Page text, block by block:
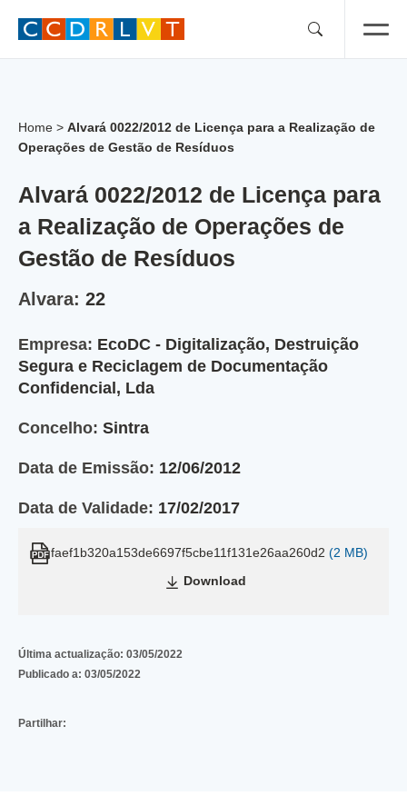
Home > Alvará 0022/2012 de Licença para a Realização de
Operações de Gestão de Resíduos
Alvará 0022/2012 de Licença para
a Realização de Operações de
Gestão de Resíduos
Alvara: 22
Empresa: EcoDC - Digitalização, Destruição
Segura e Reciclagem de Documentação
Confidencial, Lda
Concelho: Sintra
Data de Emissão: 12/06/2012
Data de Validade: 17/02/2017
faef1b320a153de6697f5cbe11f131e26aa260d2 (2 MB)
Download
Última actualização: 03/05/2022
Publicado a: 03/05/2022
Partilhar: